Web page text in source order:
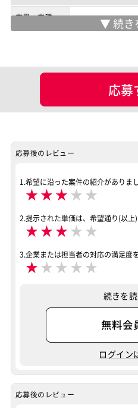
業界・業種
Java系エンジニア
MySQL HTML5
その他 リモートOK
応募
応募後のレビュー
1.希望に沿った案件の紹介がありま
★ ★ ★ ★ ★
2.提示された単価は、希望通り(以上
★ ★ ★ ★ ★
3.企業または担当者の対応の満足度
★ ★ ★ ★ ★
続きを
無料会
ログイン
応募後のレビュー